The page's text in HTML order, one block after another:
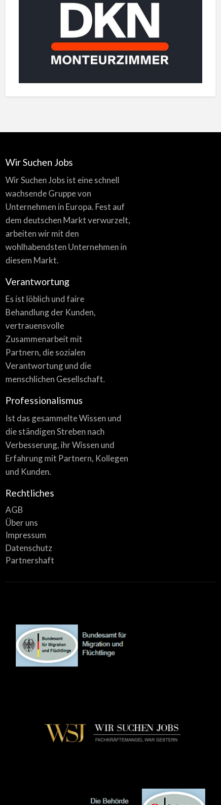
Wir Suchen Jobs
Wir Suchen Jobs ist eine schnell
wachsende Gruppe von
Unternehmen in Europa. Fest auf
dem deutschen Markt verwurzelt,
arbeiten wir mit den
wohlhabendsten Unternehmen in
diesem Markt.
Verantwortung
Es ist löblich und faire
Behandlung der Kunden,
vertrauensvolle
Zusammenarbeit mit
Partnern, die sozialen
Verantwortung und die
menschlichen Gesellschaft.
Professionalismus
Ist das gesammelte Wissen und
die ständigen Streben nach
Verbesserung, ihr Wissen und
Erfahrung mit Partnern, Kollegen
und Kunden.
Rechtliches
AGB
Über uns
Impressum
Datenschutz
Partnershaft